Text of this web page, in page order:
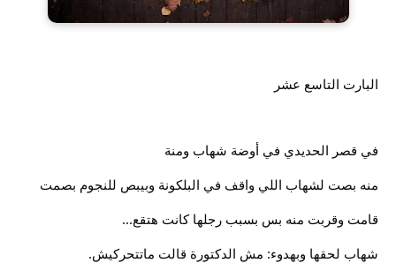
البارت التاسع عشر
في قصر الحديدي في أوضة شهاب ومنة
منه بصت لشهاب اللي واقف في البلكونة وبيبص للنجوم بصمت
قامت وقربت منه بس بسبب رجلها كانت هتقع...
شهاب لحقها وبهدوء: مش الدكتورة قالت ماتتحركيش.